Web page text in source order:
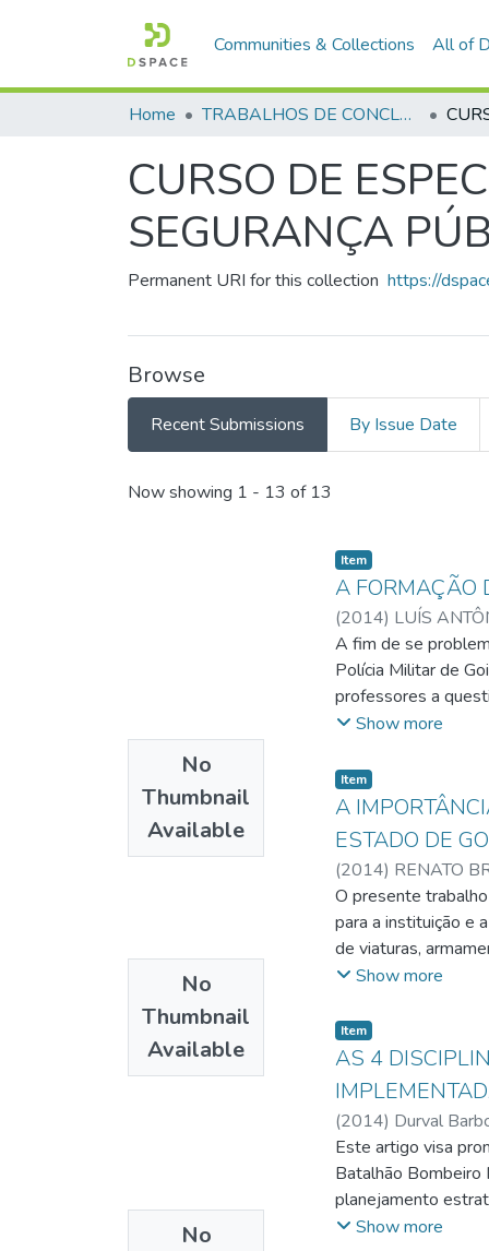
Communities & Collections All of
Home TRABALHOS DE CONCLUSÃO DE CURSO - CAESP (CURSO DE ESPECIALIZAÇÃO EM ALTOS ESTUDOS EM SEGURANÇA PÚBLICA)
CURSO DE
SEGURANÇA
Permanent URI for this collection https://
Browse
Recent Submissions By Issue Date
Recent Submissions
Now showing 1 - 13 of 13
No
Thumbnail
Available
Item
A FORMAÇÃO
(2014) LUÍS
A fim de se
Polícia Militar de
professores a
Sendo seus
ofertado pela
formação
Show more
No
Thumbnail
Available
Item
A
ESTADO DE
(2014) RENATO
O presente
para a instituição e
de viaturas,
histórico da criação
mostrando a
ROTAM foi
humana,
para fiscalizar as
esses
Show more
No
Item
AS 4
(2014) Durval
Este artigo visa
Batalhão Bombeiro
planejamento
resultados
Show more